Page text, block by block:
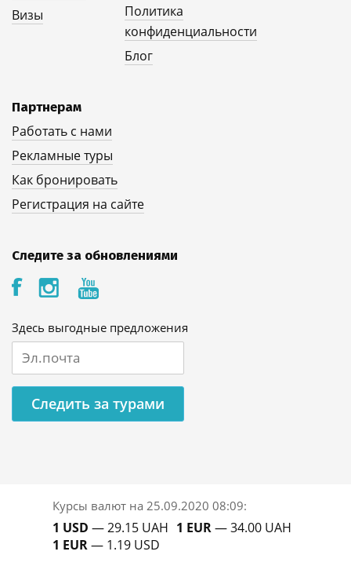
Визы
Политика
конфиденциальности
Блог
Партнерам
Работать с нами
Рекламные туры
Как бронировать
Регистрация на сайте
Следите за обновлениями
Здесь выгодные предложения
Следить за турами
Курсы валют на 25.09.2020 08:09:
1 USD — 29.15 UAH
1 EUR— 1.19 USD
1 EUR— 34.00 UAH